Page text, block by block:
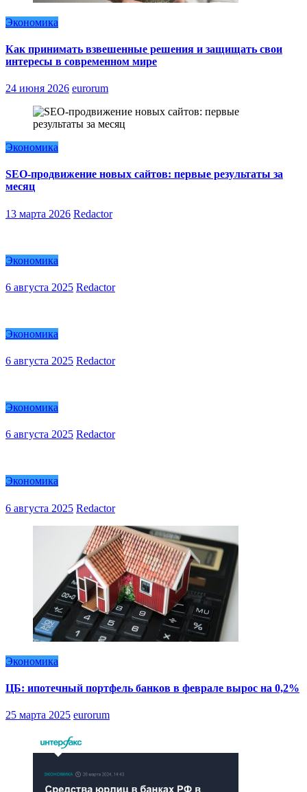
Экономика
Как принимать взвешенные решения и защищать свои
интересы в современном мире
24 июня 2026 eurorum
Экономика
SEO-продвижение новых сайтов: первые результаты за
месяц
13 марта 2026 Redactor
Экономика
6 августа 2025 Redactor
Экономика
6 августа 2025 Redactor
Экономика
6 августа 2025 Redactor
Экономика
6 августа 2025 Redactor
Экономика
ЦБ: ипотечный портфель банков в феврале вырос на 0,2%
25 марта 2025 eurorum